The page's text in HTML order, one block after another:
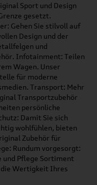
Sport und Design
gesetzt.
Gehen Sie stilvoll auf
Design und der
und
Infotainment: Teilen
Wagen. Unser
für moderne
Transport: Mehr
Transportzubehör
persönliche
Damit Sie sich
wohlfühlen, bieten
Zubehör für
Rundum vorgesorgt:
und Pflege Sortiment
Wertigkeit Ihres